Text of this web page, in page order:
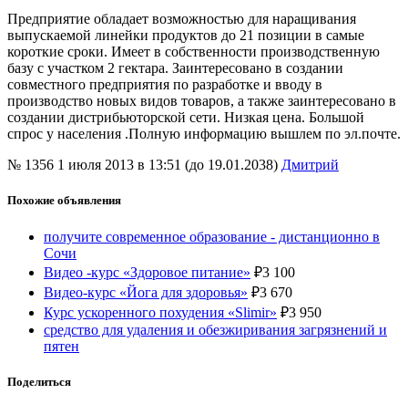
Предприятие обладает возможностью для наращивания
выпускаемой линейки продуктов до 21 позиции в самые
короткие сроки. Имеет в собственности производственную
базу с участком 2 гектара. Заинтересовано в создании
совместного предприятия по разработке и вводу в
производство новых видов товаров, а также заинтересовано в
создании дистрибьюторской сети. Низкая цена. Большой
спрос у населения .Полную информацию вышлем по эл.почте.
№ 1356 1 июля 2013 в 13:51 (до 19.01.2038) Дмитрий
Похожие объявления
получите современное образование - дистанционно в
Сочи
Видео -курс «Здоровое питание» ₽3 100
Видео-курс «Йога для здоровья» ₽3 670
Курс ускоренного похудения «Slimir» ₽3 950
средство для удаления и обезжиривания загрязнений и
пятен
Поделиться